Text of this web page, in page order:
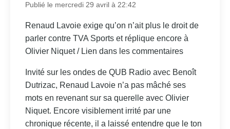
Publié le mercredi 29 avril à 22:42
Renaud Lavoie exige qu’on n’ait plus le droit de
parler contre TVA Sports et réplique encore à
Olivier Niquet / Lien dans les commentaires
Invité sur les ondes de QUB Radio avec Benoît
Dutrizac, Renaud Lavoie n’a pas mâché ses
mots en revenant sur sa querelle avec Olivier
Niquet. Encore visiblement irrité par une
chronique récente, il a laissé entendre que le ton